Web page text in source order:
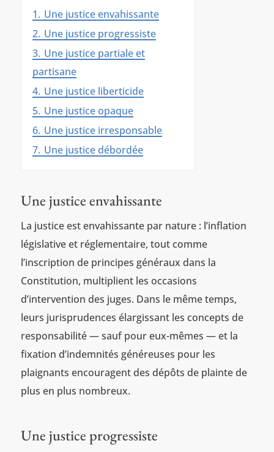
1. Une justice envahissante
2. Une justice progressiste
3. Une justice partiale et
partisane
4. Une justice liberticide
5. Une justice opaque
6. Une justice irresponsable
7. Une justice débordée
Une justice envahissante
La justice est envahissante par nature : l’inflation
législative et réglementaire, tout comme
l’inscription de principes généraux dans la
Constitution, multiplient les occasions
d’intervention des juges. Dans le même temps,
leurs jurisprudences élargissant les concepts de
responsabilité — sauf pour eux-mêmes — et la
fixation d’indemnités généreuses pour les
plaignants encouragent des dépôts de plainte de
plus en plus nombreux.
Une justice progressiste